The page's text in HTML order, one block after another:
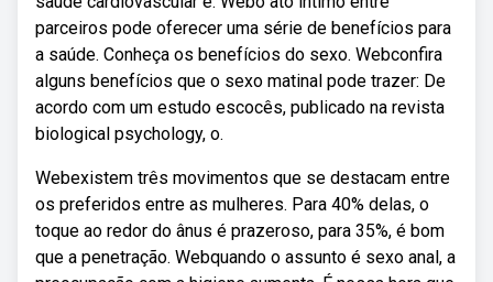
parceiros pode oferecer uma série de benefícios para
a saúde. Conheça os benefícios do sexo. Webconfira
alguns benefícios que o sexo matinal pode trazer: De
acordo com um estudo escocês, publicado na revista
biological psychology, o.
Webexistem três movimentos que se destacam entre
os preferidos entre as mulheres. Para 40% delas, o
toque ao redor do ânus é prazeroso, para 35%, é bom
que a penetração. Webquando o assunto é sexo anal, a